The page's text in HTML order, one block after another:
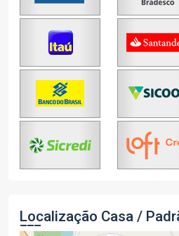
Localização Casa /